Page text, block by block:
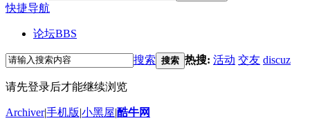
快捷导航
论坛BBS
搜索 搜索 热搜: 活动 交友 discuz
请先登录后才能继续浏览
Archiver|手机版|小黑屋|酷牛网